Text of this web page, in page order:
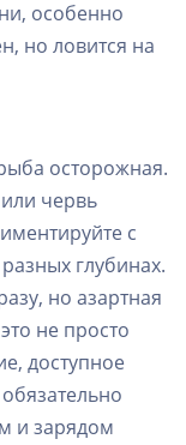
особенно
но ловится на
осторожная.
червь
с
глубинах.
но азартная
не просто
доступное
и зарядом